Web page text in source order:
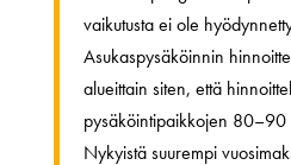
vaikutusta ei ole
Asukaspysäköinnin
alueittain siten, että
pysäköintipaikkojen 80–90
Nykyistä suurempi